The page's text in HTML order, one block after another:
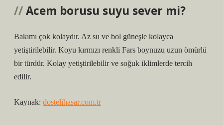
Acem borusu suyu sever mi?
Bakımı çok kolaydır. Az su ve bol güneşle kolayca
yetiştirilebilir. Koyu kırmızı renkli Fars boynuzu uzun ömürlü
bir türdür. Kolay yetiştirilebilir ve soğuk iklimlerde tercih
edilir.
Kaynak: dostelihasar.com.tr